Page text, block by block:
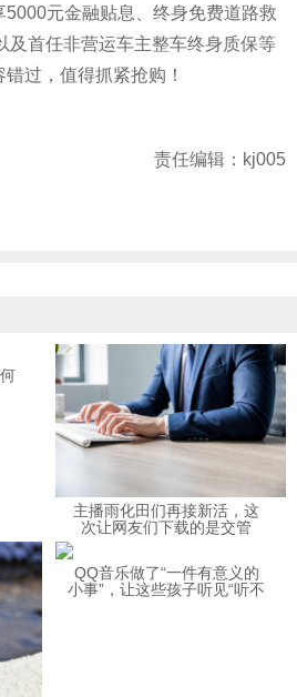
元金融贴息、终身免费道路救
及首任非营运车主整车终身质保等
过，值得抓紧抢购！
责任编辑：kj005
主播雨化田们再接新活，这
次让网友们下载的是交管
QQ音乐做了“一件有意义的
小事”，让这些孩子听见“听不